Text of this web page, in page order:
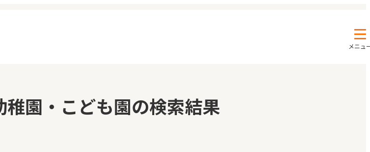
メニュ
メッセージ
おすすめの園
稚園・こども園の検索結果